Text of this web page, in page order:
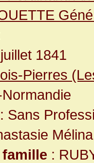
1841
Pierres
: Sans
Mélina
: